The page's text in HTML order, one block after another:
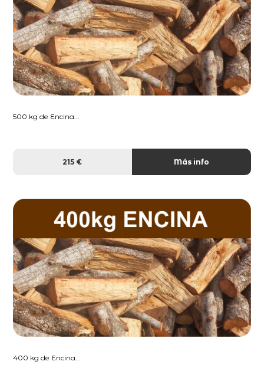
500 kg de Encina...
215 € Más info
400 kg de Encina...